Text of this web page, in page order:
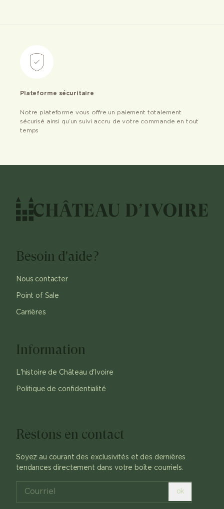
Plateforme sécuritaire
Notre plateforme vous offre un paiement totalement
sécurisé ainsi qu’un suivi accru de votre commande en tout
temps
Besoin d'aide?
Nous contacter
Point of Sale
Carrières
Information
L'histoire de Château d'Ivoire
Politique de confidentialité
Restons en contact
Soyez au courant des exclusivités et des dernières
tendances directement dans votre boîte courriels.
ok